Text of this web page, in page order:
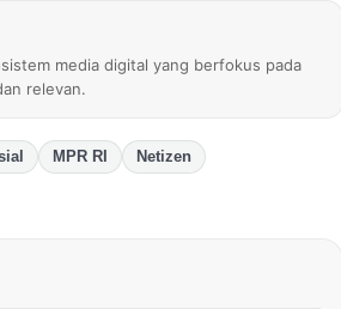
media digital yang berfokus pada
relevan.
MPR RI
Netizen